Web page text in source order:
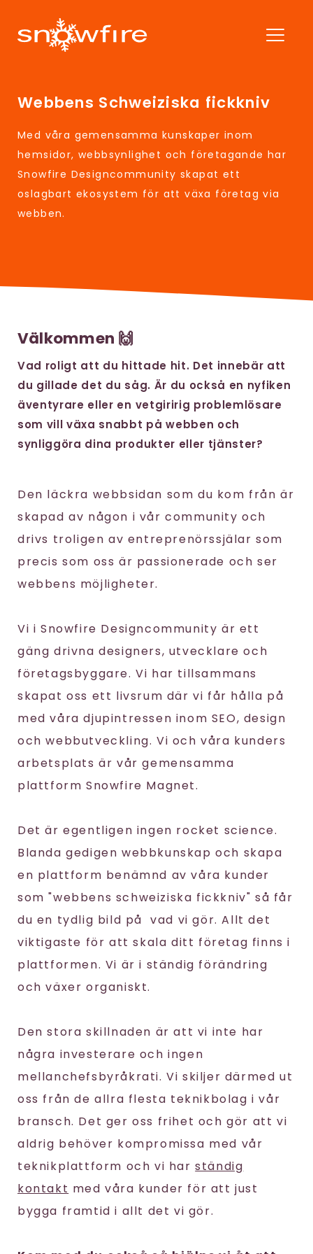
Webbens Schweiziska fickkniv
Med våra gemensamma kunskaper inom
hemsidor, webbsynlighet och företagande har
Snowfire Designcommunity skapat ett
oslagbart ekosystem för att växa företag via
webben.
Välkommen 🙌
Vad roligt att du hittade hit. Det innebär att
du gillade det du såg. Är du också en nyfiken
äventyrare eller en vetgiririg problemlösare
som vill växa snabbt på webben och
synliggöra dina produkter eller tjänster?
Den läckra webbsidan som du kom från är
skapad av någon i vår community och
drivs troligen av entreprenörssjälar som
precis som oss är passionerade och ser
webbens möjligheter.
Vi i Snowfire Designcommunity är ett
gäng drivna designers, utvecklare och
företagsbyggare. Vi har tillsammans
skapat oss ett livsrum där vi får hålla på
med våra djupintressen inom SEO, design
och webbutveckling. Vi och våra kunders
arbetsplats är vår gemensamma
plattform Snowfire Magnet.
Det är egentligen ingen rocket science.
Blanda gedigen webbkunskap och skapa
en plattform benämnd av våra kunder
som "webbens schweiziska fickkniv" så får
du en tydlig bild på vad vi gör. Allt det
viktigaste för att skala ditt företag finns i
plattformen. Vi är i ständig förändring
och växer organiskt.
Den stora skillnaden är att vi inte har
några investerare och ingen
mellanchefsbyråkrati. Vi skiljer därmed ut
oss från de allra flesta teknikbolag i vår
bransch. Det ger oss frihet och gör att vi
aldrig behöver kompromissa med vår
teknikplattform och vi harständig
kontakt med våra kunder för att just
bygga framtid i allt det vi gör.